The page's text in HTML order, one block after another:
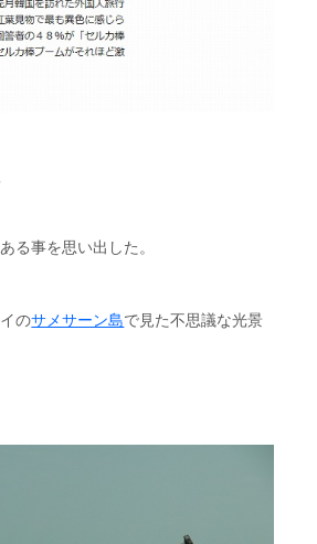
る事を思い出した。
のサメサーン島で見た不思議な光景